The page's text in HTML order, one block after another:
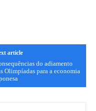
article
do adiamento
Olimpíadas para a economia